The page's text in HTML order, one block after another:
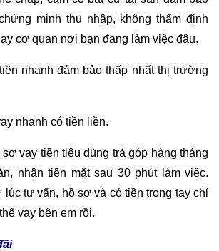
minh thu nhập, không thẩm định
cơ quan nơi bạn đang làm việc đâu.
nhanh đảm bảo thấp nhất thị trường
nhanh có tiền liền.
vay tiền tiêu dùng trả góp hàng tháng
nhận tiền mặt sau 30 phút làm việc.
lúc tư vấn, hồ sơ và có tiền trong tay chỉ
vay bên em rồi.